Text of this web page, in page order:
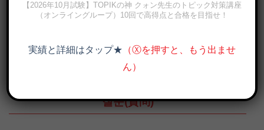
이쪽에と이쪽으로の意味の違いと使い分けを例文で解説
질문(質問)
【2026年10月試験】TOPIKの神 クォン先生のトピック対策講座
（オンライングループ）10回で高得点と合格を目指せ！
実績と詳細はタップ★ （Ⓧを押すと、もう出ませ
ん）